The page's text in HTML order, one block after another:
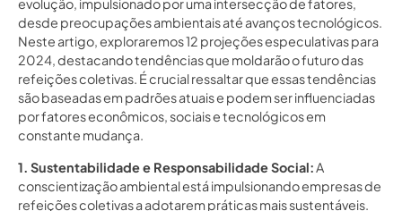
evolução, impulsionado por uma intersecção de fatores,
desde preocupações ambientais até avanços tecnológicos.
Neste artigo, exploraremos 12 projeções especulativas para
2024, destacando tendências que moldarão o futuro das
refeições coletivas. É crucial ressaltar que essas tendências
são baseadas em padrões atuais e podem ser influenciadas
por fatores econômicos, sociais e tecnológicos em
constante mudança.
1. Sustentabilidade e Responsabilidade Social:A
conscientização ambiental está impulsionando empresas de
refeições coletivas a adotarem práticas mais sustentáveis.